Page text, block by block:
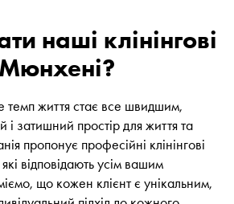
наші клінінгові
темп життя стає все швидшим,
і затишний простір для життя та
пропонує професійні клінінгові
відповідають усім вашим
що кожен клієнт є унікальним,